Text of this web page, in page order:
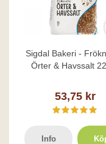
Sigdal Bakeri -
Örter & Havssalt
53,75 kr
Info